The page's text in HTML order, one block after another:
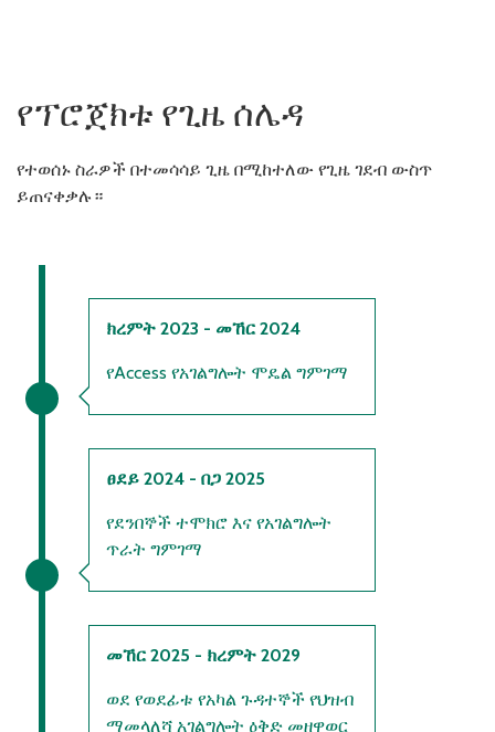
የፕሮጀክቱ የጊዜ ሰሌዳ
የተወሰኑ ስራዎች በተመሳሳይ ጊዜ በሚከተለው የጊዜ ገደብ ውስጥ
ይጠናቀቃሉ።
ክረምት 2023 - መኸር 2024
የAccess የአገልግሎት ሞዴል ግምገማ
ፀደይ 2024 - በጋ 2025
የደንበኞች ተሞክሮ እና የአገልግሎት
ጥራት ግምገማ
መኸር 2025 - ክረምት 2029
ወደ የወደፊቱ የአካል ጉዳተኞች የህዝብ
ማመላለሻ አገልግሎት ዕቅድ መዘዋወር